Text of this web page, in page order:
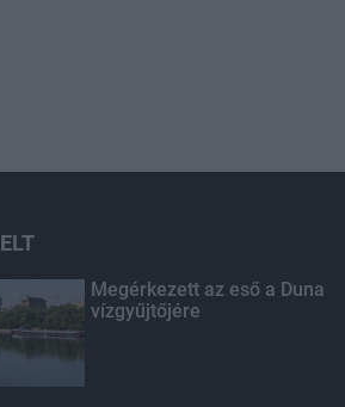
Megérkezett az eső a Duna
vízgyűjtőjére